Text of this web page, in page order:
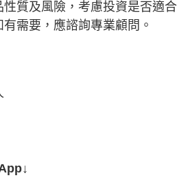
質及風險，考慮投資是否適合
需要，應諮詢專業顧問。